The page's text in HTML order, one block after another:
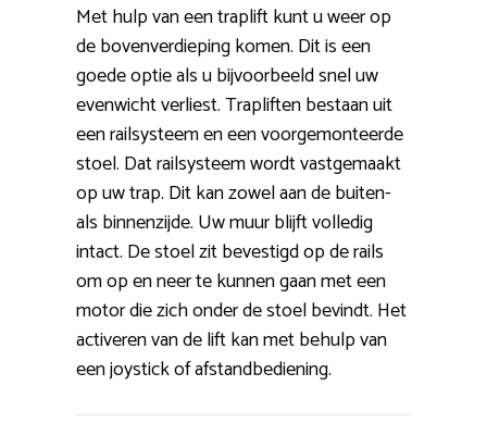
Met hulp van een traplift kunt u weer op
de bovenverdieping komen. Dit is een
goede optie als u bijvoorbeeld snel uw
evenwicht verliest. Trapliften bestaan uit
een railsysteem en een voorgemonteerde
stoel. Dat railsysteem wordt vastgemaakt
op uw trap. Dit kan zowel aan de buiten-
als binnenzijde. Uw muur blijft volledig
intact. De stoel zit bevestigd op de rails
om op en neer te kunnen gaan met een
motor die zich onder de stoel bevindt. Het
activeren van de lift kan met behulp van
een joystick of afstandbediening.